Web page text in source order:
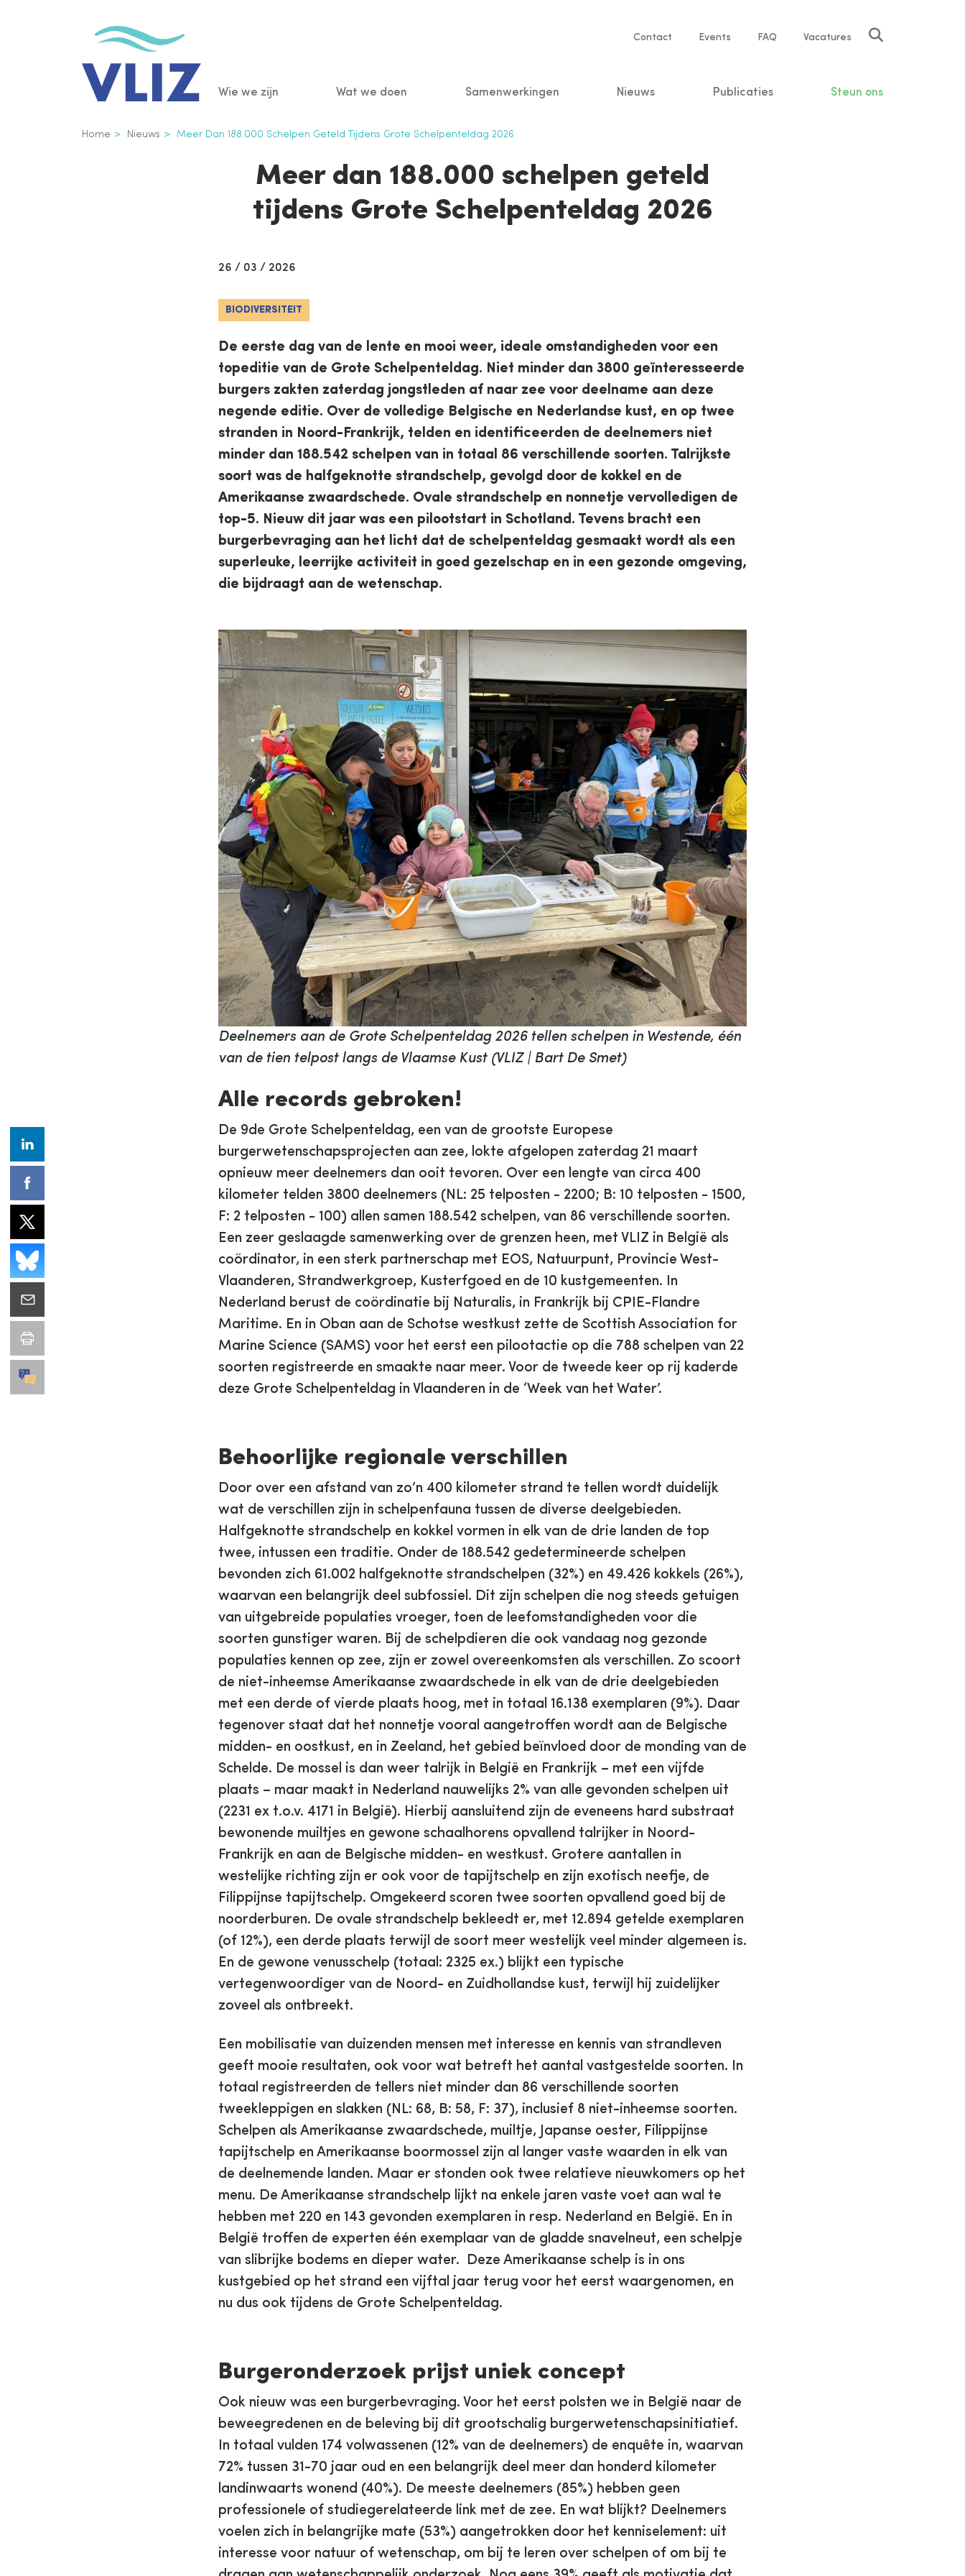
Service
Contact Events FAQ Vacatures
Main
navigation
Wie we zijn Wat we doen Samenwerkingen Nieuws Publicaties Steun ons
Kruimelpad
Home Nieuws Meer Dan 188.000 Schelpen Geteld Tijdens Grote Schelpenteldag 2026
Meer dan 188.000 schelpen geteld
tijdens Grote Schelpenteldag 2026
26 / 03 / 2026
BIODIVERSITEIT
De eerste dag van de lente en mooi weer, ideale omstandigheden voor een
topeditie van de Grote Schelpenteldag. Niet minder dan 3800 geïnteresseerde
burgers zakten zaterdag jongstleden af naar zee voor deelname aan deze
negende editie. Over de volledige Belgische en Nederlandse kust, en op twee
stranden in Noord-Frankrijk, telden en identificeerden de deelnemers niet
minder dan 188.542 schelpen van in totaal 86 verschillende soorten. Talrijkste
soort was de halfgeknotte strandschelp, gevolgd door de kokkel en de
Amerikaanse zwaardschede. Ovale strandschelp en nonnetje vervolledigen de
top-5. Nieuw dit jaar was een pilootstart in Schotland. Tevens bracht een
burgerbevraging aan het licht dat de schelpenteldag gesmaakt wordt als een
superleuke, leerrijke activiteit in goed gezelschap en in een gezonde omgeving,
die bijdraagt aan de wetenschap.
Deelnemers aan de Grote Schelpenteldag 2026 tellen schelpen in Westende, één
van de tien telpost langs de Vlaamse Kust (VLIZ | Bart De Smet)
Alle records gebroken!
De 9de Grote Schelpenteldag, een van de grootste Europese
burgerwetenschapsprojecten aan zee, lokte afgelopen zaterdag 21 maart
opnieuw meer deelnemers dan ooit tevoren. Over een lengte van circa 400
kilometer telden 3800 deelnemers (NL: 25 telposten - 2200; B: 10 telposten - 1500,
F: 2 telposten - 100) allen samen 188.542 schelpen, van 86 verschillende soorten.
Een zeer geslaagde samenwerking over de grenzen heen, met VLIZ in België als
coördinator, in een sterk partnerschap met EOS, Natuurpunt, Provincie West-
Vlaanderen, Strandwerkgroep, Kusterfgoed en de 10 kustgemeenten. In
Nederland berust de coördinatie bij Naturalis, in Frankrijk bij CPIE-Flandre
Maritime. En in Oban aan de Schotse westkust zette de Scottish Association for
Marine Science (SAMS) voor het eerst een pilootactie op die 788 schelpen van 22
soorten registreerde en smaakte naar meer. Voor de tweede keer op rij kaderde
deze Grote Schelpenteldag in Vlaanderen in de ‘Week van het Water’.
Behoorlijke regionale verschillen
Door over een afstand van zo’n 400 kilometer strand te tellen wordt duidelijk
wat de verschillen zijn in schelpenfauna tussen de diverse deelgebieden.
Halfgeknotte strandschelp en kokkel vormen in elk van de drie landen de top
twee, intussen een traditie. Onder de 188.542 gedetermineerde schelpen
bevonden zich 61.002 halfgeknotte strandschelpen (32%) en 49.426 kokkels (26%),
waarvan een belangrijk deel subfossiel. Dit zijn schelpen die nog steeds getuigen
van uitgebreide populaties vroeger, toen de leefomstandigheden voor die
soorten gunstiger waren. Bij de schelpdieren die ook vandaag nog gezonde
populaties kennen op zee, zijn er zowel overeenkomsten als verschillen. Zo scoort
de niet-inheemse Amerikaanse zwaardschede in elk van de drie deelgebieden
met een derde of vierde plaats hoog, met in totaal 16.138 exemplaren (9%). Daar
tegenover staat dat het nonnetje vooral aangetroffen wordt aan de Belgische
midden- en oostkust, en in Zeeland, het gebied beïnvloed door de monding van de
Schelde. De mossel is dan weer talrijk in België en Frankrijk – met een vijfde
plaats – maar maakt in Nederland nauwelijks 2% van alle gevonden schelpen uit
(2231 ex t.o.v. 4171 in België). Hierbij aansluitend zijn de eveneens hard substraat
bewonende muiltjes en gewone schaalhorens opvallend talrijker in Noord-
Frankrijk en aan de Belgische midden- en westkust. Grotere aantallen in
westelijke richting zijn er ook voor de tapijtschelp en zijn exotisch neefje, de
Filippijnse tapijtschelp. Omgekeerd scoren twee soorten opvallend goed bij de
noorderburen. De ovale strandschelp bekleedt er, met 12.894 getelde exemplaren
(of 12%), een derde plaats terwijl de soort meer westelijk veel minder algemeen is.
En de gewone venusschelp (totaal: 2325 ex.) blijkt een typische
vertegenwoordiger van de Noord- en Zuidhollandse kust, terwijl hij zuidelijker
zoveel als ontbreekt.
Een mobilisatie van duizenden mensen met interesse en kennis van strandleven
geeft mooie resultaten, ook voor wat betreft het aantal vastgestelde soorten. In
totaal registreerden de tellers niet minder dan 86 verschillende soorten
tweekleppigen en slakken (NL: 68, B: 58, F: 37), inclusief 8 niet-inheemse soorten.
Schelpen als Amerikaanse zwaardschede, muiltje, Japanse oester, Filippijnse
tapijtschelp en Amerikaanse boormossel zijn al langer vaste waarden in elk van
de deelnemende landen. Maar er stonden ook twee relatieve nieuwkomers op het
menu. De Amerikaanse strandschelp lijkt na enkele jaren vaste voet aan wal te
hebben met 220 en 143 gevonden exemplaren in resp. Nederland en België. En in
België troffen de experten één exemplaar van de gladde snavelneut, een schelpje
van slibrijke bodems en dieper water. Deze Amerikaanse schelp is in ons
kustgebied op het strand een vijftal jaar terug voor het eerst waargenomen, en
nu dus ook tijdens de Grote Schelpenteldag.
Burgeronderzoek prijst uniek concept
Ook nieuw was een burgerbevraging. Voor het eerst polsten we in België naar de
beweegredenen en de beleving bij dit grootschalig burgerwetenschapsinitiatief.
In totaal vulden 174 volwassenen (12% van de deelnemers) de enquête in, waarvan
72% tussen 31-70 jaar oud en een belangrijk deel meer dan honderd kilometer
landinwaarts wonend (40%). De meeste deelnemers (85%) hebben geen
professionele of studiegerelateerde link met de zee. En wat blijkt? Deelnemers
voelen zich in belangrijke mate (53%) aangetrokken door het kenniselement: uit
interesse voor natuur of wetenschap, om bij te leren over schelpen of om bij te